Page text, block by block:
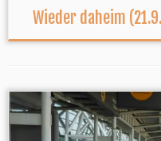
Wieder daheim